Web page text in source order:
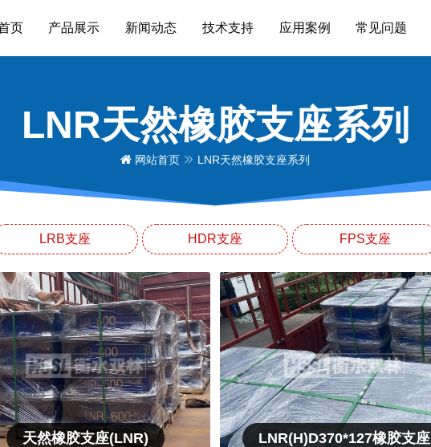
页 产品展示 新闻动态 技术支持 应用案例 常见问题
LNR天然橡胶支座系列
网站首页 LNR天然橡胶支座系列
LRB支座 HDR支座 FPS支座
天然橡胶支座(LNR) LNR(H)D370*127橡胶支座